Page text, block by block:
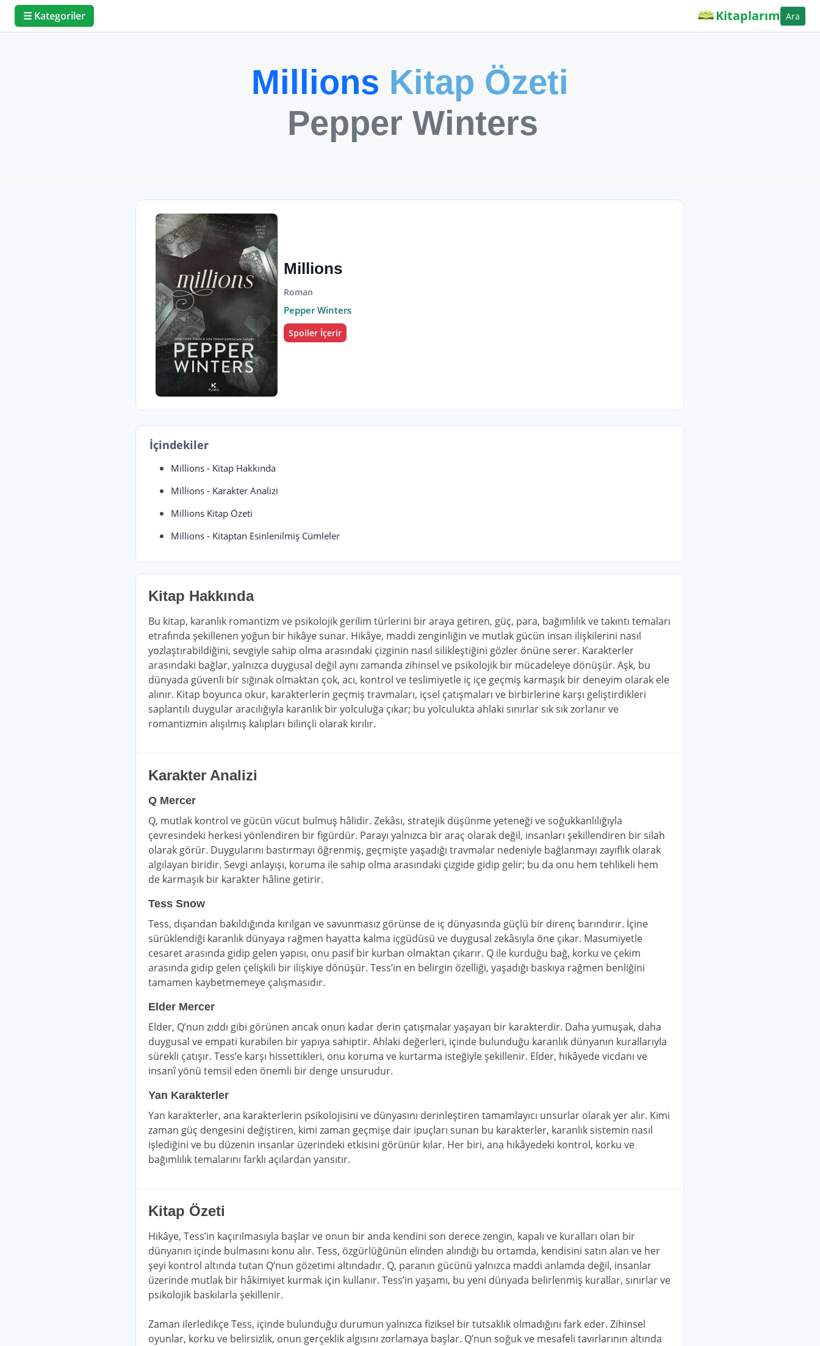
☰ Kategoriler Kitaplarım Ara
Millions Kitap Özeti
Pepper Winters
Millions
Roman
Pepper Winters
Spoiler İçerir
İçindekiler
Millions - Kitap Hakkında
Millions - Karakter Analizi
Millions Kitap Özeti
Millions - Kitaptan Esinlenilmiş Cümleler
Kitap Hakkında
Bu kitap, karanlık romantizm ve psikolojik gerilim türlerini bir araya getiren, güç, para, bağımlılık ve takıntı temaları
etrafında şekillenen yoğun bir hikâye sunar. Hikâye, maddi zenginliğin ve mutlak gücün insan ilişkilerini nasıl
yozlaştırabildiğini, sevgiyle sahip olma arasındaki çizginin nasıl silikleştiğini gözler önüne serer. Karakterler
arasındaki bağlar, yalnızca duygusal değil aynı zamanda zihinsel ve psikolojik bir mücadeleye dönüşür. Aşk, bu
dünyada güvenli bir sığınak olmaktan çok, acı, kontrol ve teslimiyetle iç içe geçmiş karmaşık bir deneyim olarak ele
alınır. Kitap boyunca okur, karakterlerin geçmiş travmaları, içsel çatışmaları ve birbirlerine karşı geliştirdikleri
saplantılı duygular aracılığıyla karanlık bir yolculuğa çıkar; bu yolculukta ahlaki sınırlar sık sık zorlanır ve
romantizmin alışılmış kalıpları bilinçli olarak kırılır.
Karakter Analizi
Q Mercer
Q, mutlak kontrol ve gücün vücut bulmuş hâlidir. Zekâsı, stratejik düşünme yeteneği ve soğukkanlılığıyla
çevresindeki herkesi yönlendiren bir figürdür. Parayı yalnızca bir araç olarak değil, insanları şekillendiren bir silah
olarak görür. Duygularını bastırmayı öğrenmiş, geçmişte yaşadığı travmalar nedeniyle bağlanmayı zayıflık olarak
algılayan biridir. Sevgi anlayışı, koruma ile sahip olma arasındaki çizgide gidip gelir; bu da onu hem tehlikeli hem
de karmaşık bir karakter hâline getirir.
Tess Snow
Tess, dışarıdan bakıldığında kırılgan ve savunmasız görünse de iç dünyasında güçlü bir direnç barındırır. İçine
sürüklendiği karanlık dünyaya rağmen hayatta kalma içgüdüsü ve duygusal zekâsıyla öne çıkar. Masumiyetle
cesaret arasında gidip gelen yapısı, onu pasif bir kurban olmaktan çıkarır. Q ile kurduğu bağ, korku ve çekim
arasında gidip gelen çelişkili bir ilişkiye dönüşür. Tess’in en belirgin özelliği, yaşadığı baskıya rağmen benliğini
tamamen kaybetmemeye çalışmasıdır.
Elder Mercer
Elder, Q’nun zıddı gibi görünen ancak onun kadar derin çatışmalar yaşayan bir karakterdir. Daha yumuşak, daha
duygusal ve empati kurabilen bir yapıya sahiptir. Ahlaki değerleri, içinde bulunduğu karanlık dünyanın kurallarıyla
sürekli çatışır. Tess’e karşı hissettikleri, onu koruma ve kurtarma isteğiyle şekillenir. Elder, hikâyede vicdanı ve
insanî yönü temsil eden önemli bir denge unsurudur.
Yan Karakterler
Yan karakterler, ana karakterlerin psikolojisini ve dünyasını derinleştiren tamamlayıcı unsurlar olarak yer alır. Kimi
zaman güç dengesini değiştiren, kimi zaman geçmişe dair ipuçları sunan bu karakterler, karanlık sistemin nasıl
işlediğini ve bu düzenin insanlar üzerindeki etkisini görünür kılar. Her biri, ana hikâyedeki kontrol, korku ve
bağımlılık temalarını farklı açılardan yansıtır.
Kitap Özeti
Hikâye, Tess’in kaçırılmasıyla başlar ve onun bir anda kendini son derece zengin, kapalı ve kuralları olan bir
dünyanın içinde bulmasını konu alır. Tess, özgürlüğünün elinden alındığı bu ortamda, kendisini satın alan ve her
şeyi kontrol altında tutan Q’nun gözetimi altındadır. Q, paranın gücünü yalnızca maddi anlamda değil, insanlar
üzerinde mutlak bir hâkimiyet kurmak için kullanır. Tess’in yaşamı, bu yeni dünyada belirlenmiş kurallar, sınırlar ve
psikolojik baskılarla şekillenir.
Zaman ilerledikçe Tess, içinde bulunduğu durumun yalnızca fiziksel bir tutsaklık olmadığını fark eder. Zihinsel
oyunlar, korku ve belirsizlik, onun gerçeklik algısını zorlamaya başlar. Q’nun soğuk ve mesafeli tavırlarının altında